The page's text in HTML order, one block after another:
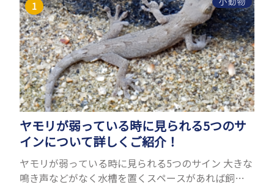
ヤモリが弱っている時に見られる5つのサ
インについて詳しくご紹介！
ヤモリが弱っている時に見られる5つのサイン 大きな
鳴き声などがなく水槽を置くスペースがあれば飼う